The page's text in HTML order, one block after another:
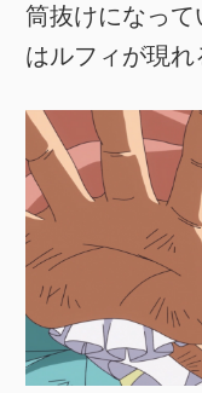
筒抜けになっ
はルフィが現れ